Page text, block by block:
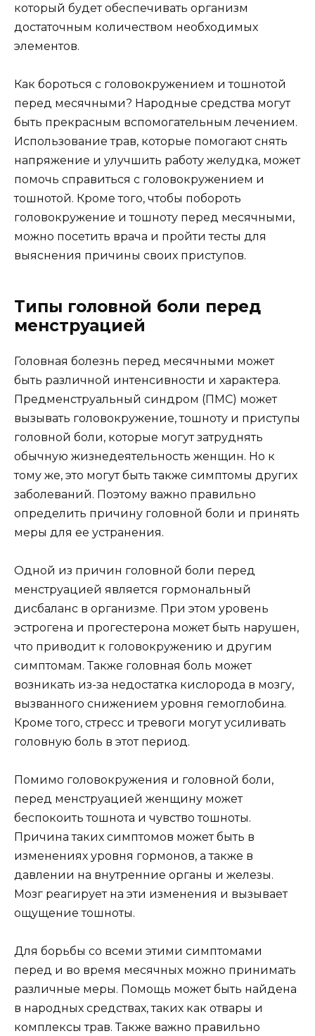
который будет обеспечивать организм
достаточным количеством необходимых
элементов.
Как бороться с головокружением и тошнотой
перед месячными? Народные средства могут
быть прекрасным вспомогательным лечением.
Использование трав, которые помогают снять
напряжение и улучшить работу желудка, может
помочь справиться с головокружением и
тошнотой. Кроме того, чтобы побороть
головокружение и тошноту перед месячными,
можно посетить врача и пройти тесты для
выяснения причины своих приступов.
Типы головной боли перед
менструацией
Головная болезнь перед месячными может
быть различной интенсивности и характера.
Предменструальный синдром (ПМС) может
вызывать головокружение, тошноту и приступы
головной боли, которые могут затруднять
обычную жизнедеятельность женщин. Но к
тому же, это могут быть также симптомы других
заболеваний. Поэтому важно правильно
определить причину головной боли и принять
меры для ее устранения.
Одной из причин головной боли перед
менструацией является гормональный
дисбаланс в организме. При этом уровень
эстрогена и прогестерона может быть нарушен,
что приводит к головокружению и другим
симптомам. Также головная боль может
возникать из-за недостатка кислорода в мозгу,
вызванного снижением уровня гемоглобина.
Кроме того, стресс и тревоги могут усиливать
головную боль в этот период.
Помимо головокружения и головной боли,
перед менструацией женщину может
беспокоить тошнота и чувство тошноты.
Причина таких симптомов может быть в
изменениях уровня гормонов, а также в
давлении на внутренние органы и железы.
Мозг реагирует на эти изменения и вызывает
ощущение тошноты.
Для борьбы со всеми этими симптомами
перед и во время месячных можно принимать
различные меры. Помощь может быть найдена
в народных средствах, таких как отвары и
комплексы трав. Также важно правильно